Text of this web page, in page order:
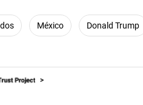
México Donald Trump